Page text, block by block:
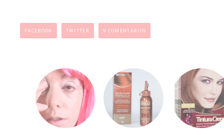
FACEBOOK TWITTER 9 COMENTÁRIOS